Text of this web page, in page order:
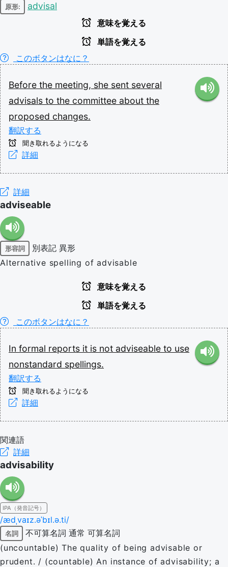
原形: advisal
意味を覚える
単語を覚える
このボタンはなに？
Before the meeting, she sent several
advisals to the committee about the
proposed changes.
翻訳する
聞き取れるようになる
詳細
詳細
adviseable
形容詞 別表記 異形
Alternative spelling of advisable
意味を覚える
単語を覚える
このボタンはなに？
In formal reports it is not adviseable to use
nonstandard spellings.
翻訳する
聞き取れるようになる
詳細
関連語
詳細
advisability
IPA（発音記号）
/ædˌvaɪz.əˈbɪl.ə.ti/
名詞 不可算名詞 通常 可算名詞
(uncountable) The quality of being advisable or
prudent. / (countable) An instance of advisability; a